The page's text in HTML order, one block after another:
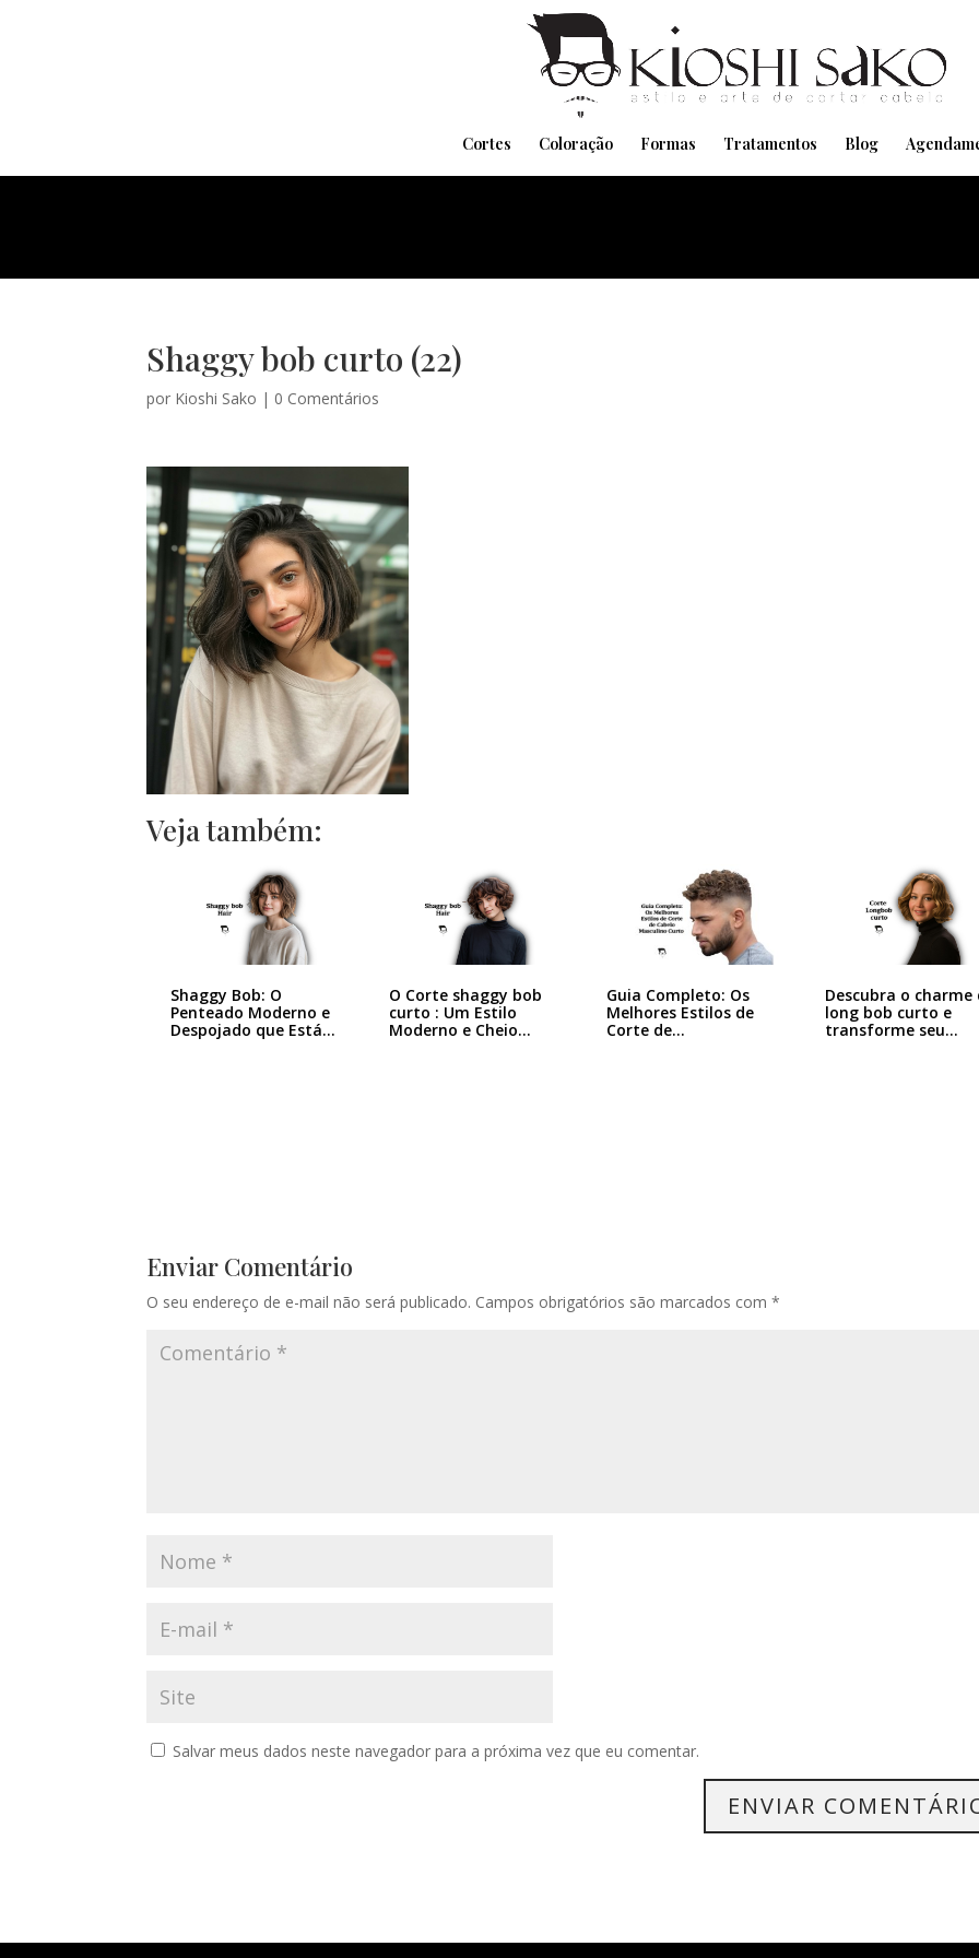
Cortes Coloração Formas Tratamentos Blog
Shaggy bob curto (22)
por Kioshi Sako | 0 Comentários
Veja também:
Shaggy Bob: O
Penteado Moderno e
Despojado que Está…
O Corte shaggy bob
curto : Um Estilo
Moderno e Cheio…
Guia Completo: Os
Melhores Estilos de
Corte de…
Descubra o charme
long bob curto e
transforme seu…
Enviar Comentário
O seu endereço de e-mail não será publicado. Campos obrigatórios são marcados com*
Salvar meus dados neste navegador para a próxima vez que eu comentar.
Pensando em transformar seu Visual??
Agende pelo Whatsapp